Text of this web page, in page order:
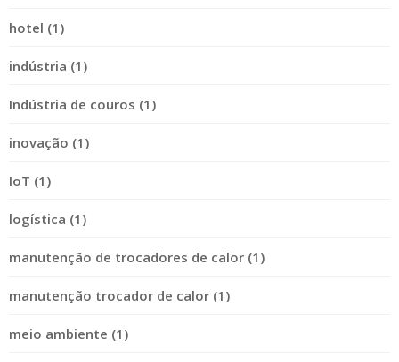
hotel (1)
indústria (1)
Indústria de couros (1)
inovação (1)
IoT (1)
logística (1)
manutenção de trocadores de calor (1)
manutenção trocador de calor (1)
meio ambiente (1)